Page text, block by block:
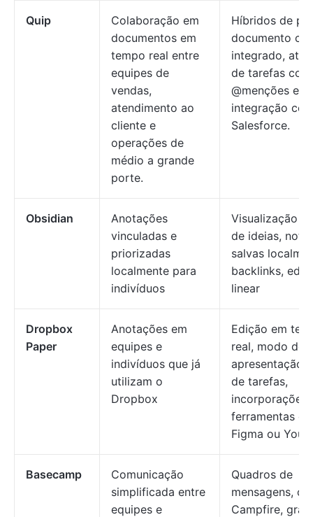
Quip
Colaboração em
documentos em
tempo real entre
equipes de
vendas,
atendimento ao
cliente e
operações de
médio a grande
porte.
Híbridos de
documento
integrado,
de tarefas com
@menções e
integração
Salesforce.
Obsidian
Anotações
vinculadas e
priorizadas
localmente para
indivíduos
Visualização
de ideias,
salvas
backlinks,
linear
Dropbox
Paper
Anotações em
equipes e
indivíduos que já
utilizam o
Dropbox
Edição em
real, modo de
apresentação,
de tarefas,
incorporações
ferramentas
Figma ou
Basecamp
Comunicação
simplificada entre
equipes e
Quadros de
mensagens,
Campfire,